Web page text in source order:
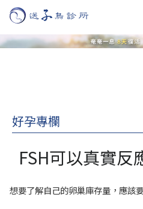
好孕專欄
FSH可以真實反
想要了解自己的卵巢庫存量，應該